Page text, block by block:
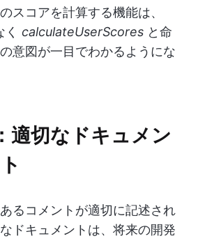
スコアを計算する機能は、
く calculateUserScores と命
意図が一目でわかるようにな
適切なドキュメン
るコメントが適切に記述され
ドキュメントは、将来の開発